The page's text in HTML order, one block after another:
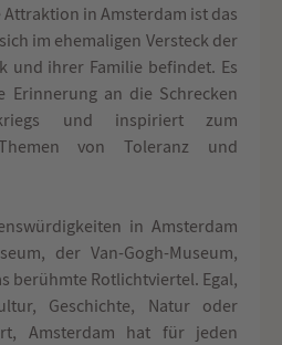
in Amsterdam ist das
im ehemaligen Versteck der
und ihrer Familie befindet. Es
Erinnerung an die Schrecken
und inspiriert zum
von Toleranz und
in Amsterdam
der Van-Gogh-Museum,
berühmte Rotlichtviertel. Egal,
Geschichte, Natur oder
Amsterdam hat für jeden